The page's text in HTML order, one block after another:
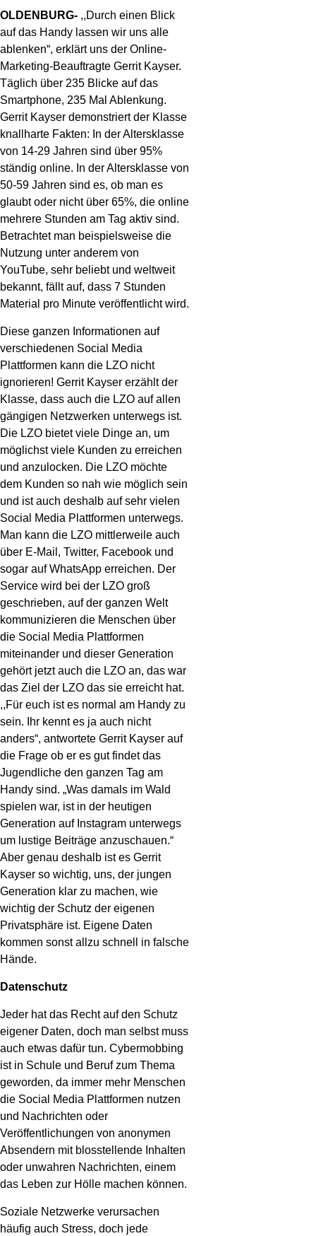
OLDENBURG- ,,Durch einen Blick
auf das Handy lassen wir uns alle
ablenken“, erklärt uns der Online-
Marketing-Beauftragte Gerrit Kayser.
Täglich über 235 Blicke auf das
Smartphone, 235 Mal Ablenkung.
Gerrit Kayser demonstriert der Klasse
knallharte Fakten: In der Altersklasse
von 14-29 Jahren sind über 95%
ständig online. In der Altersklasse von
50-59 Jahren sind es, ob man es
glaubt oder nicht über 65%, die online
mehrere Stunden am Tag aktiv sind.
Betrachtet man beispielsweise die
Nutzung unter anderem von
YouTube, sehr beliebt und weltweit
bekannt, fällt auf, dass 7 Stunden
Material pro Minute veröffentlicht wird.
Diese ganzen Informationen auf
verschiedenen Social Media
Plattformen kann die LZO nicht
ignorieren! Gerrit Kayser erzählt der
Klasse, dass auch die LZO auf allen
gängigen Netzwerken unterwegs ist.
Die LZO bietet viele Dinge an, um
möglichst viele Kunden zu erreichen
und anzulocken. Die LZO möchte
dem Kunden so nah wie möglich sein
und ist auch deshalb auf sehr vielen
Social Media Plattformen unterwegs.
Man kann die LZO mittlerweile auch
über E-Mail, Twitter, Facebook und
sogar auf WhatsApp erreichen. Der
Service wird bei der LZO groß
geschrieben, auf der ganzen Welt
kommunizieren die Menschen über
die Social Media Plattformen
miteinander und dieser Generation
gehört jetzt auch die LZO an, das war
das Ziel der LZO das sie erreicht hat.
,,Für euch ist es normal am Handy zu
sein. Ihr kennt es ja auch nicht
anders“, antwortete Gerrit Kayser auf
die Frage ob er es gut findet das
Jugendliche den ganzen Tag am
Handy sind. „Was damals im Wald
spielen war, ist in der heutigen
Generation auf Instagram unterwegs
um lustige Beiträge anzuschauen.“
Aber genau deshalb ist es Gerrit
Kayser so wichtig, uns, der jungen
Generation klar zu machen, wie
wichtig der Schutz der eigenen
Privatsphäre ist. Eigene Daten
kommen sonst allzu schnell in falsche
Hände.
Datenschutz
Jeder hat das Recht auf den Schutz
eigener Daten, doch man selbst muss
auch etwas dafür tun. Cybermobbing
ist in Schule und Beruf zum Thema
geworden, da immer mehr Menschen
die Social Media Plattformen nutzen
und Nachrichten oder
Veröffentlichungen von anonymen
Absendern mit blosstellende Inhalten
oder unwahren Nachrichten, einem
das Leben zur Hölle machen können.
Soziale Netzwerke verursachen
häufig auch Stress, doch jede